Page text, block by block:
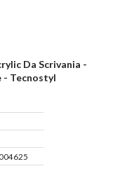
Da Scrivania -
- Tecnostyl